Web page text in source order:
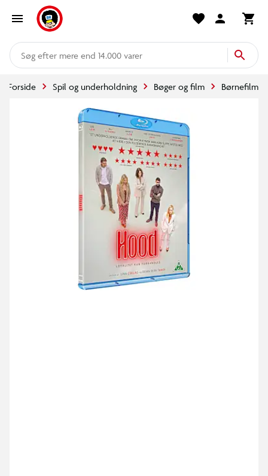
mere end 14.000 varer
Forside Spil og underholdning Bøger og film Børnefilm